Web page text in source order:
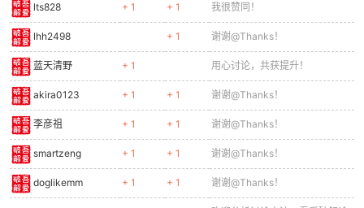
lts828 + 1 + 1 我很赞同！
lhh2498 + 1 谢谢@Thanks！
蓝天清野 + 1 用心讨论，共获提升！
akira0123 + 1 + 1 谢谢@Thanks！
李彦祖 + 1 + 1 谢谢@Thanks！
smartzeng + 1 + 1 谢谢@Thanks！
doglikemm + 1 + 1 谢谢@Thanks！